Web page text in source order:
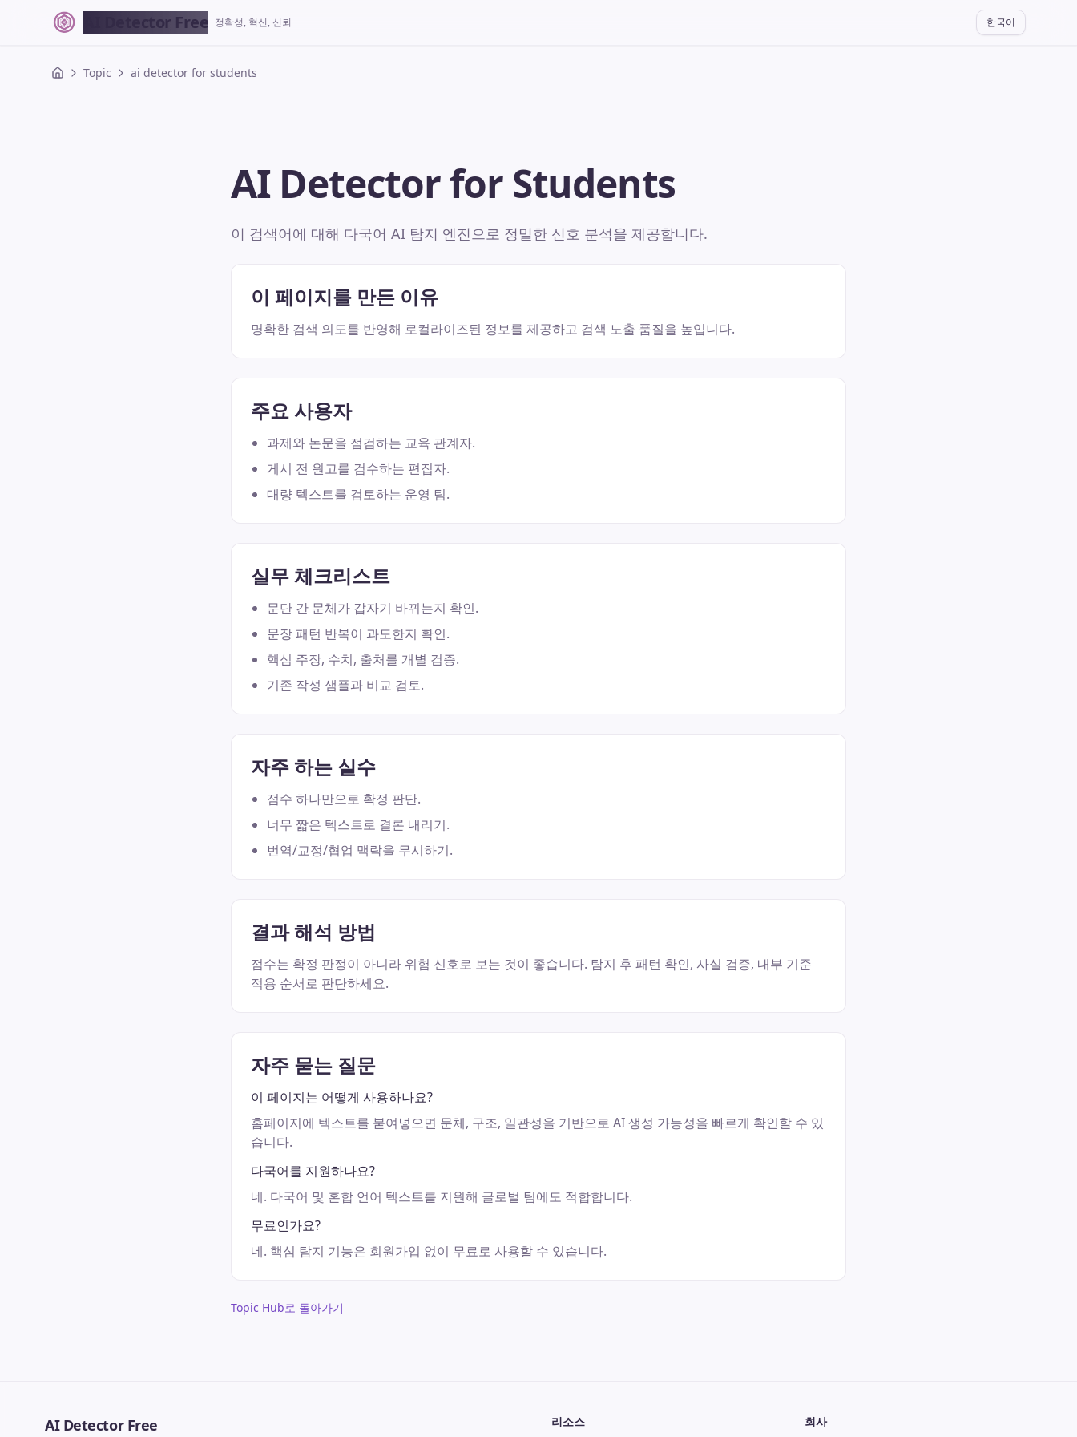
AI Detector Free 정확성, 혁신, 신뢰 한국어
Topic ai detector for students
AI Detector for Students
이 검색어에 대해 다국어 AI 탐지 엔진으로 정밀한 신호 분석을 제공합니다.
이 페이지를 만든 이유
명확한 검색 의도를 반영해 로컬라이즈된 정보를 제공하고 검색 노출 품질을 높입니다.
주요 사용자
과제와 논문을 점검하는 교육 관계자.
게시 전 원고를 검수하는 편집자.
대량 텍스트를 검토하는 운영 팀.
실무 체크리스트
문단 간 문체가 갑자기 바뀌는지 확인.
문장 패턴 반복이 과도한지 확인.
핵심 주장, 수치, 출처를 개별 검증.
기존 작성 샘플과 비교 검토.
자주 하는 실수
점수 하나만으로 확정 판단.
너무 짧은 텍스트로 결론 내리기.
번역/교정/협업 맥락을 무시하기.
결과 해석 방법
점수는 확정 판정이 아니라 위험 신호로 보는 것이 좋습니다. 탐지 후 패턴 확인, 사실 검증, 내부 기준
적용 순서로 판단하세요.
자주 묻는 질문
이 페이지는 어떻게 사용하나요?
홈페이지에 텍스트를 붙여넣으면 문체, 구조, 일관성을 기반으로 AI 생성 가능성을 빠르게 확인할 수 있
습니다.
다국어를 지원하나요?
네. 다국어 및 혼합 언어 텍스트를 지원해 글로벌 팀에도 적합합니다.
무료인가요?
네. 핵심 탐지 기능은 회원가입 없이 무료로 사용할 수 있습니다.
Topic Hub로 돌아가기
AI Detector Free 리소스 회사